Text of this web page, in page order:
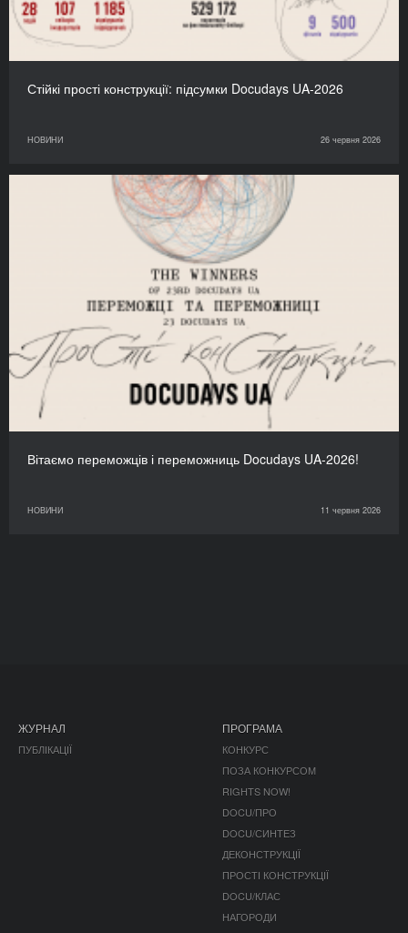
Стійкі прості конструкції: підсумки Docudays UA-2026
НОВИНИ 26 червня 2026
Вітаємо переможців і переможниць Docudays UA-2026!
НОВИНИ 11 червня 2026
ЖУРНАЛ
ПУБЛІКАЦІЇ
ПРОГРАМА
КОНКУРС
ПОЗА КОНКУРСОМ
RIGHTS NOW!
DOCU/ПРО
DOCU/СИНТЕЗ
ДЕКОНСТРУКЦІЇ
ПРОСТІ КОНСТРУКЦІЇ
DOCU/КЛАС
НАГОРОДИ